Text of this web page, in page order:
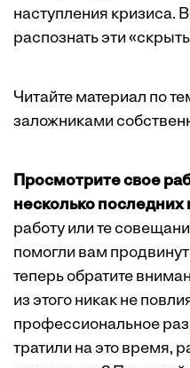
наступления кризиса.
распознать эти
Читайте материал по
заложниками
Просмотрите свое
несколько последних
работу или те
помогли вам
теперь обратите
из этого никак не
профессиональное
тратили на это время,